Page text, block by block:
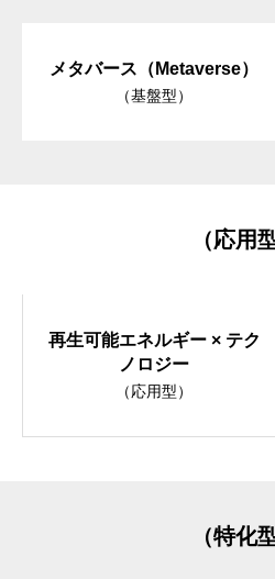
メタバース（Metaverse）
（基盤型）
（応用
再生可能エネルギー × テク
ノロジー
（応用型）
（特化